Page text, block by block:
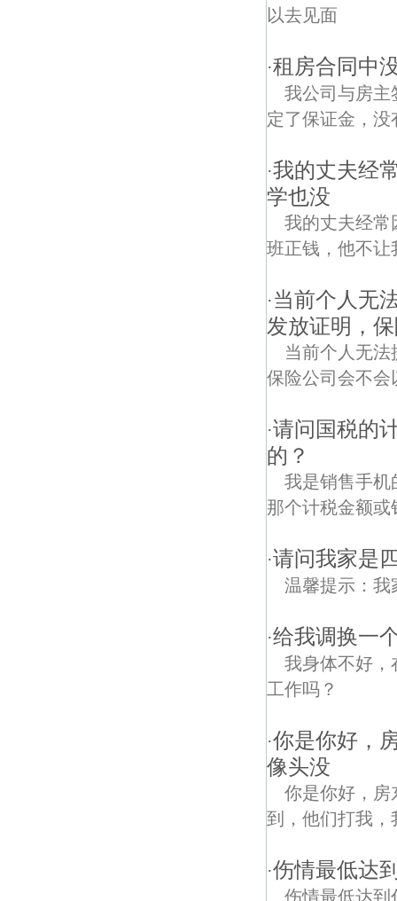
以去见面
·租房合同中
我公司与房主
定了保证金，没
·我的丈夫经
学也没
我的丈夫经常
班正钱，他不让
·当前个人无
发放证明，
当前个人无
保险公司会不会
·请问国税的
的？
我是销售手机
那个计税金额
·请问我家是
温馨提示：我
·给我调换一
我身体不好，
工作吗？
·你是你好，
像头没
你是你好，房
到，他们打我，
·伤情最低达
伤情最低达到